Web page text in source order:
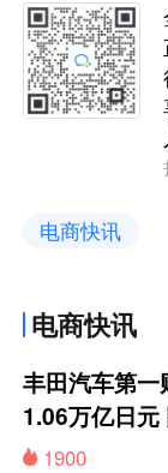
电商快讯
电商快讯
丰田汽车第一
1.06万亿日
1900